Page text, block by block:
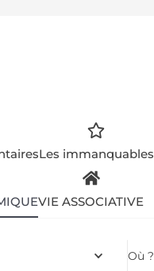
Les immanquables
VIE ASSOCIATIVE
Où ?